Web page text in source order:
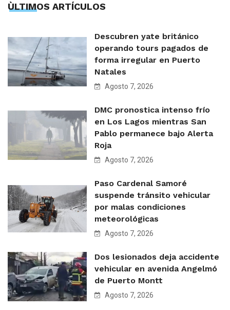
ÙLTIMOS ARTÍCULOS
Descubren yate británico
operando tours pagados de
forma irregular en Puerto
Natales
Agosto 7, 2026
DMC pronostica intenso frío
en Los Lagos mientras San
Pablo permanece bajo Alerta
Roja
Agosto 7, 2026
Paso Cardenal Samoré
suspende tránsito vehicular
por malas condiciones
meteorológicas
Agosto 7, 2026
Dos lesionados deja accidente
vehicular en avenida Angelmó
de Puerto Montt
Agosto 7, 2026